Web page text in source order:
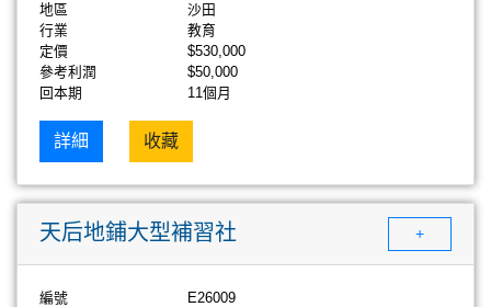
地區
沙田
行業
教育
定價
$530,000
參考利潤
$50,000
回本期
11個月
詳細 收藏
天后地鋪大型補習社 +
編號
E26009